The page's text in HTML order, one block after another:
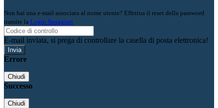
Non hai una e-mail associata al nome utente? Effettua il reset della password
tramite la Login Spaggiari
E-mail inviata, si prega di controllare la casella di posta elettronica!
Errore
Chiudi
Successo
Chiudi